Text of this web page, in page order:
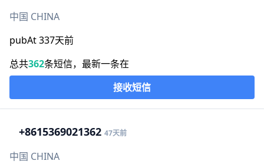
中国 CHINA
pubAt 337天前
总共362条短信，最新一条在
接收短信
+8615369021362 47天前
中国 CHINA